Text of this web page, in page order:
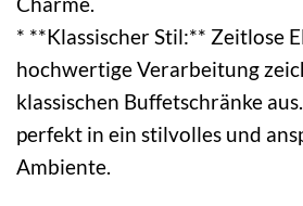
* **Klassischer Stil:** Zeitlose
hochwertige Verarbeitung
klassischen Buffetschränke
perfekt in ein stilvolles und
Ambiente.